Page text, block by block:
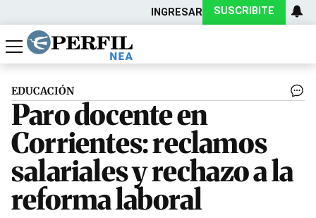
INGRESAR SUSCRIBITE
Política
Economía
Actualidad
EDUCACIÓN
Paro docente en
Corrientes: reclamos
salariales y rechazo a la
reforma laboral